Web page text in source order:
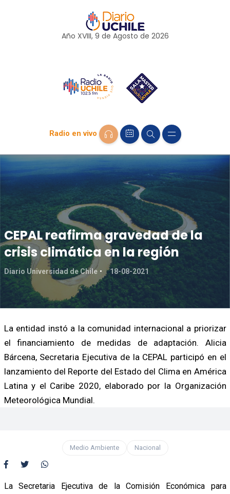
Año XVIII, 9 de Agosto de 2026
Radio en vivo
CEPAL reafirma gravedad de la
crisis climática en la región
Diario Universidad de Chile 18-08-2021
La entidad instó a la comunidad internacional a priorizar
el financiamiento de medidas de adaptación. Alicia
Bárcena, Secretaria Ejecutiva de la CEPAL participó en el
lanzamiento del Reporte del Estado del Clima en América
Latina y el Caribe 2020, elaborado por la Organización
Meteorológica Mundial.
Medio Ambiente Nacional
La Secretaria Ejecutiva de la Comisión Económica para